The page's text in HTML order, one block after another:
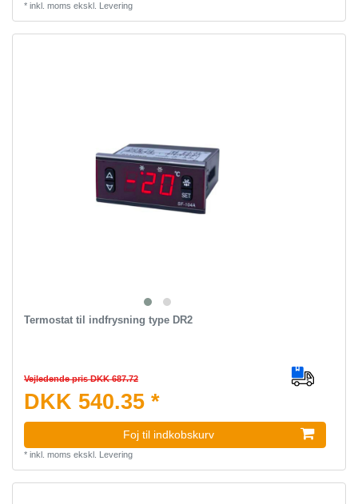
* inkl. moms ekskl. Levering
Termostat til indfrysning type DR2
Vejledende pris DKK 687.72
DKK 540.35 *
Foj til indkobskurv
* inkl. moms ekskl. Levering